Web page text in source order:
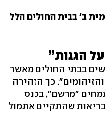
ב' בבית החולים הלל
הגגות”
בבתי החולים מאשר
כך הזהירה
"מרשם", בכנס
שהתקיים אתמול